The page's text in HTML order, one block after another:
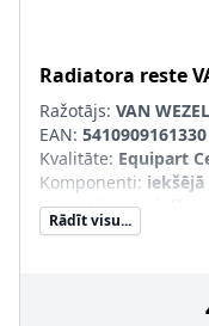
Radiatora reste
Ražotājs: VAN WEZEL
EAN: 5410909161330
Kvalitāte: Equipart
Komponenti:
Garantija:ar
SVHC:Nesatur SVHC
Rādīt visu...